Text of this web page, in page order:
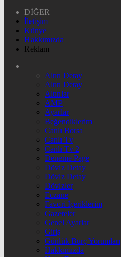
DİĞER
İletişim
Künye
Hakkımızda
Reklam
Altın Detay
Altın Detay
Altınlar
AMP
Ayarlar
Beğendiklerim
Canlı Borsa
Canlı Tv
Canlı Tv 2
Deneme Page
Döviz Detay
Döviz Detay
Dövizler
Eczane
Favori İçeriklerim
Gazeteler
Genel Ayarlar
Giriş
Günlük Burç Yorumları
Hakkımızda